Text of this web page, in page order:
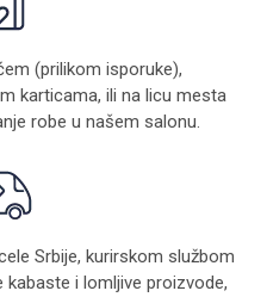
(prilikom isporuke),
karticama, ili na licu mesta
robe u našem salonu.
Srbije, kurirskom službom
i lomljive proizvode,